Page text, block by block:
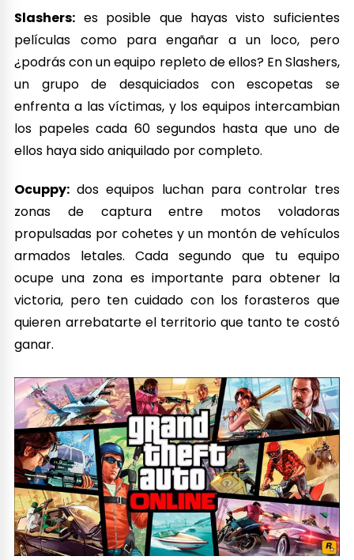
Slashers: es posible que hayas visto suficientes
películas como para engañar a un loco, pero
¿podrás con un equipo repleto de ellos? En Slashers,
un grupo de desquiciados con escopetas se
enfrenta a las víctimas, y los equipos intercambian
los papeles cada 60 segundos hasta que uno de
ellos haya sido aniquilado por completo.
Ocuppy: dos equipos luchan para controlar tres
zonas de captura entre motos voladoras
propulsadas por cohetes y un montón de vehículos
armados letales. Cada segundo que tu equipo
ocupe una zona es importante para obtener la
victoria, pero ten cuidado con los forasteros que
quieren arrebatarte el territorio que tanto te costó
ganar.